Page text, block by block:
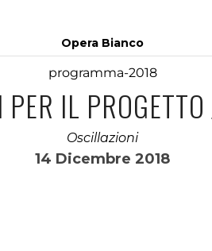
Opera Bianco
programma-2018
IL
Oscillazioni
14 Dicembre 2018